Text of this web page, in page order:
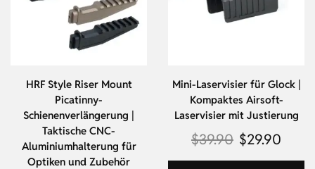
HRF Style Riser Mount
Picatinny-
Schienenverlängerung |
Taktische CNC-
Aluminiumhalterung für
Optiken und Zubehör
Mini-Laservisier für Glock |
Kompaktes Airsoft-
Laservisier mit Justierung
$39.90 $29.90